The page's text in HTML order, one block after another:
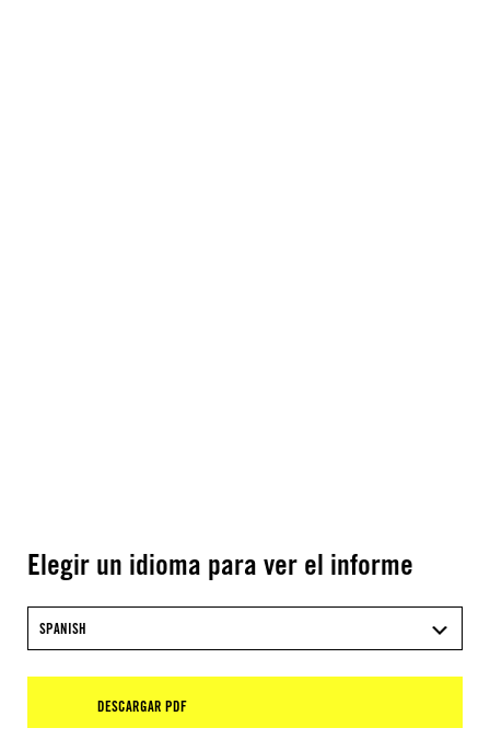
Elegir un idioma para ver el informe
SPANISH
DESCARGAR PDF